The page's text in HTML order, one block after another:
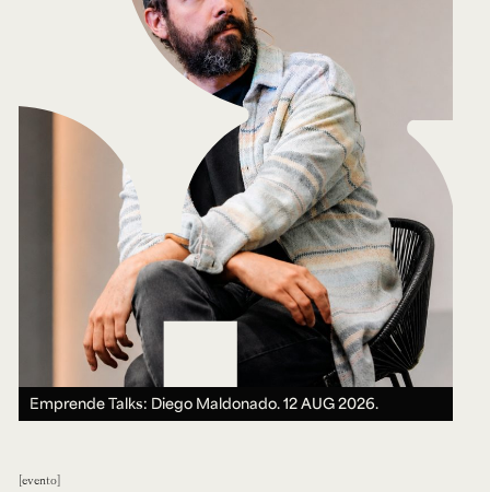
Emprende Talks: Diego Maldonado.12 AUG 2026.
evento